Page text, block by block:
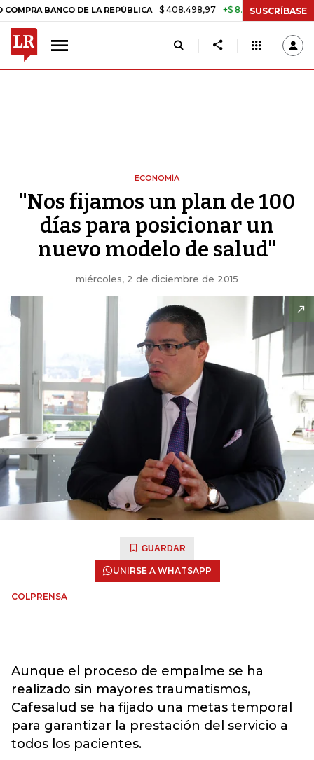
DE LA REPÚBLICA $ 408.498,97 +$ 8.753,81 +2,19% TASA
SUSCRÍBASE
ECONOMÍA
"Nos fijamos un plan de 100
días para posicionar un
nuevo modelo de salud"
miércoles, 2 de diciembre de 2015
GUARDAR
UNIRSE A WHATSAPP
COLPRENSA
Aunque el proceso de empalme se ha
realizado sin mayores traumatismos,
Cafesalud se ha fijado una metas temporal
para garantizar la prestación del servicio a
todos los pacientes.